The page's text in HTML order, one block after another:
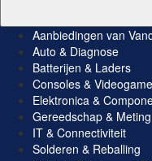
Aanbiedingen van
Auto & Diagnose
Batterijen & Laders
Consoles &
Elektronica &
Gereedschap & Meting
IT & Connectiviteit
Solderen & Reballing